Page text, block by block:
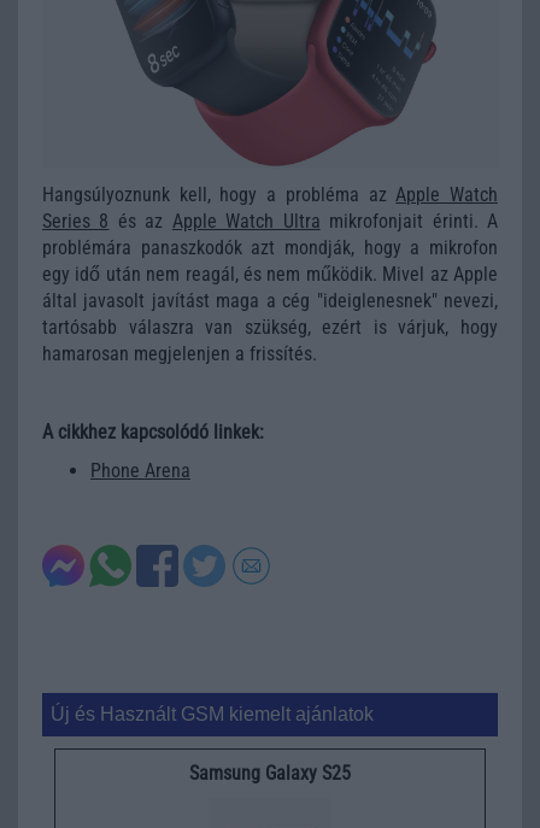
Hangsúlyoznunk kell, hogy a probléma az Apple Watch
Series 8 és az Apple Watch Ultra mikrofonjait érinti. A
problémára panaszkodók azt mondják, hogy a mikrofon
egy idő után nem reagál, és nem működik. Mivel az Apple
által javasolt javítást maga a cég "ideiglenesnek" nevezi,
tartósabb válaszra van szükség, ezért is várjuk, hogy
hamarosan megjelenjen a frissítés.
A cikkhez kapcsolódó linkek:
Phone Arena
Új és Használt GSM kiemelt ajánlatok
Samsung Galaxy S25